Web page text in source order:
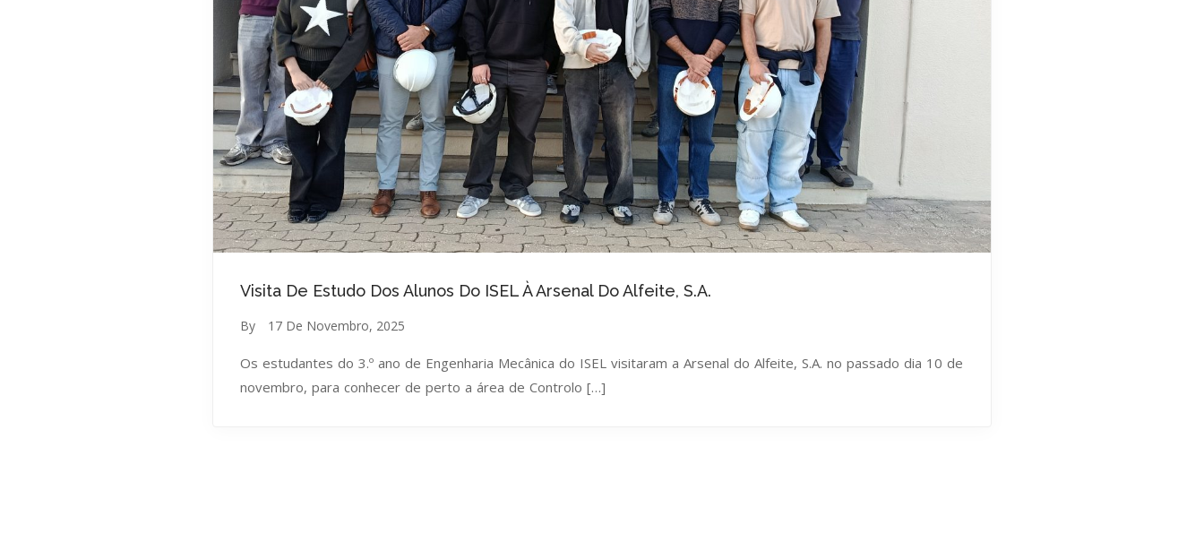
Visita De Estudo Dos Alunos Do ISEL À Arsenal Do Alfeite, S.A.
By 17 De Novembro, 2025
Os estudantes do 3.º ano de Engenharia Mecânica do ISEL visitaram a Arsenal do Alfeite, S.A. no passado dia 10 de
novembro, para conhecer de perto a área de Controlo […]